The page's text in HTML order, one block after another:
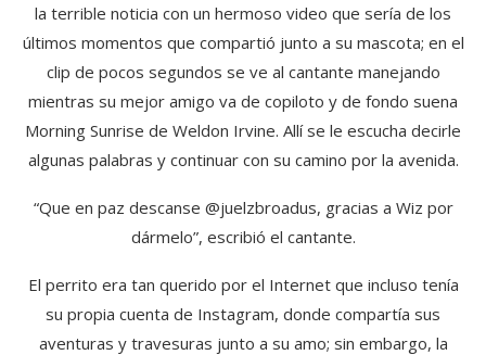
la terrible noticia con un hermoso video que sería de los
últimos momentos que compartió junto a su mascota; en el
clip de pocos segundos se ve al cantante manejando
mientras su mejor amigo va de copiloto y de fondo suena
Morning Sunrise de Weldon Irvine. Allí se le escucha decirle
algunas palabras y continuar con su camino por la avenida.
“Que en paz descanse @juelzbroadus, gracias a Wiz por
dármelo”, escribió el cantante.
El perrito era tan querido por el Internet que incluso tenía
su propia cuenta de Instagram, donde compartía sus
aventuras y travesuras junto a su amo; sin embargo, la